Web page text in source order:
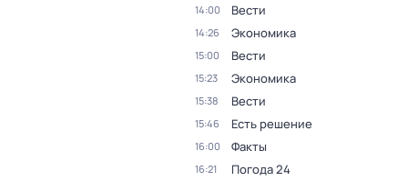
14:00 Вести
14:26 Экономика
15:00 Вести
15:23 Экономика
15:38 Вести
15:46 Есть решение
16:00 Факты
16:21 Погода 24